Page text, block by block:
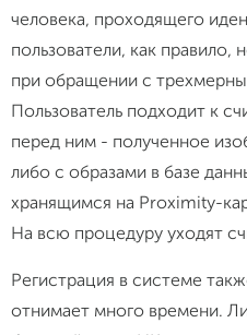
человека, проходящего
пользователи, как
при обращении с
Пользователь подходит к
перед ним - полученное
либо с образами в базе
хранящимся на Proximity-
На всю процедуру уходят
Регистрация в системе
отнимает много времени.